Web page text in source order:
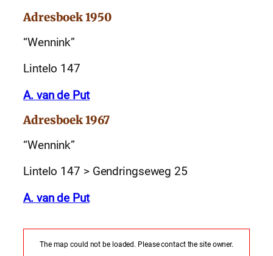
Adresboek 1950
“Wennink”
Lintelo 147
A. van de Put
Adresboek 1967
“Wennink”
Lintelo 147 > Gendringseweg 25
A. van de Put
The map could not be loaded. Please contact the site owner.